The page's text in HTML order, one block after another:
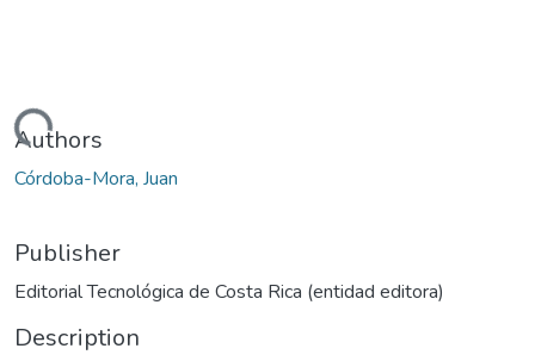
Loading...
Authors
Córdoba-Mora, Juan
Publisher
Editorial Tecnológica de Costa Rica (entidad editora)
Description